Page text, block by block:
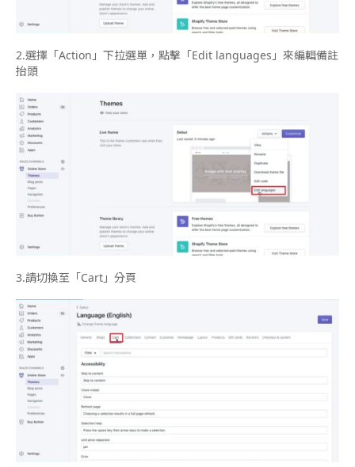
2.選擇「Action 」下拉選單，點擊「Edit languages 」來編輯備註
抬頭
3.請切換至「Cart 」分頁